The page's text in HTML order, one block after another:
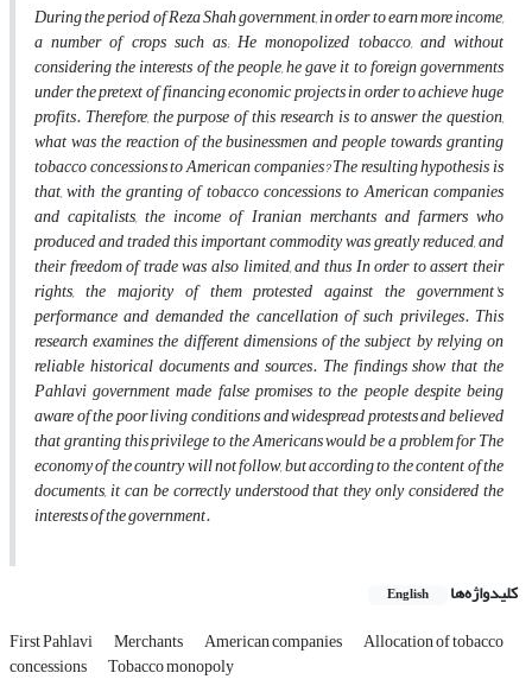
During the period of Reza Shah government, in order to earn more income,
a number of crops such as; He monopolized tobacco, and without
considering the interests of the people, he gave it to foreign governments
under the pretext of financing economic projects in order to achieve huge
profits.Therefore, the purpose of this research is to answer the question,
what was the reaction of the businessmen and people towards granting
tobacco concessions to American companies?The resulting hypothesis is
that, with the granting of tobacco concessions to American companies
and capitalists, the income of Iranian merchants and farmers who
produced and traded this important commodity was greatly reduced, and
their freedom of trade was also limited, and thusIn order to assert their
rights, the majority of them protested against the government's
performance and demanded the cancellation of such privileges.This
research examines the different dimensions of the subject by relying on
reliable historical documents and sources. The findings show that the
Pahlavi government made false promises to the people despite being
aware of the poor living conditions and widespread protests and believed
that granting this privilege to the Americans would be a problem for The
economy of the country will not follow, but according to the content of the
documents, it can be correctly understood that they only considered the
interests of the government.
کلیدواژه‌ها English
First Pahlavi Merchants American companies Allocation of tobacco
concessions Tobacco monopoly